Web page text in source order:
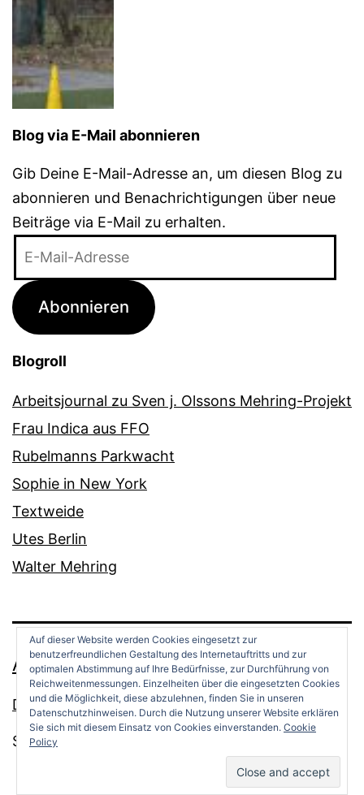
Blog via E-Mail abonnieren
Gib Deine E-Mail-Adresse an, um diesen Blog zu
abonnieren und Benachrichtigungen über neue
Beiträge via E-Mail zu erhalten.
Adresse
Abonnieren
Blogroll
Arbeitsjournal zu Sven j. Olssons Mehring-Projekt
Frau Indica aus FFO
Rubelmanns Parkwacht
Sophie in New York
Textweide
Utes Berlin
Walter Mehring
ANDREAS OPPERMANN
Datenschutz
Stolz präsentiert von
Auf dieser Website werden Cookies eingesetzt zur
benutzerfreundlichen Gestaltung des Internetauftritts und zur
optimalen Abstimmung auf Ihre Bedürfnisse, zur Durchführung von
Reichweitenmessungen. Einzelheiten über die eingesetzten Cookies
und die Möglichkeit, diese abzulehnen, finden Sie in unseren
Datenschutzhinweisen. Durch die Nutzung unserer Website erklären
Sie sich mit diesem Einsatz von Cookies einverstanden. Cookie
Policy